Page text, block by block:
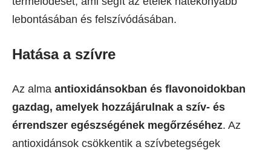
lebontásában és felszívódásában.
Hatása a szívre
Az alma antioxidánsokban és flavonoidokban
gazdag, amelyek hozzájárulnak a szív- és
érrendszer egészségének megőrzéséhez. Az
antioxidánsok csökkentik a szívbetegségek